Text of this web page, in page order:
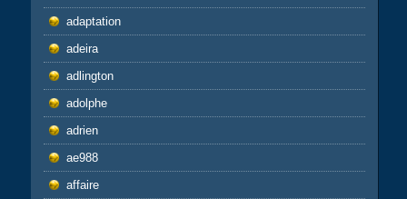
adaptation
adeira
adlington
adolphe
adrien
ae988
affaire